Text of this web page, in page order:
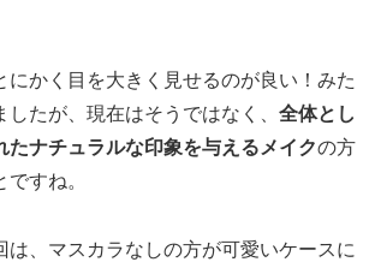
にかく目を大きく見せるのが良い！みた
したが、現在はそうではなく、 全体とし
たナチュラルな印象を与えるメイクの方
すね。
は、マスカラなしの方が可愛いケースに